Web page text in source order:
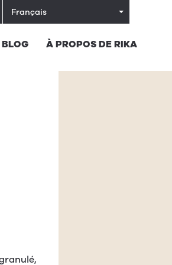
Français
BLOG À PROPOS DE RIKA